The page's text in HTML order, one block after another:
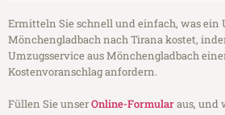
Ermitteln Sie schnell und einfach, was ein
Mönchengladbach nach Tirana kostet,
Umzugsservice aus Mönchengladbach
Kostenvoranschlag anfordern.
Füllen Sie unserOnline-Formularaus, und